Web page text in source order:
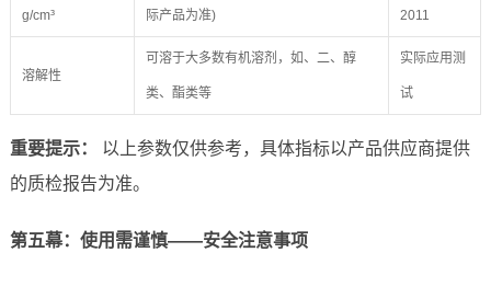
g/cm³ 际产品为准) 2011
溶解性
可溶于大多数有机溶剂，如、二、醇
类、酯类等
实际应用测
试
重要提示：
以上参数仅供参考，具体指标以产品供应商提供
的质检报告为准。
第五幕：使用需谨慎——安全注意事项